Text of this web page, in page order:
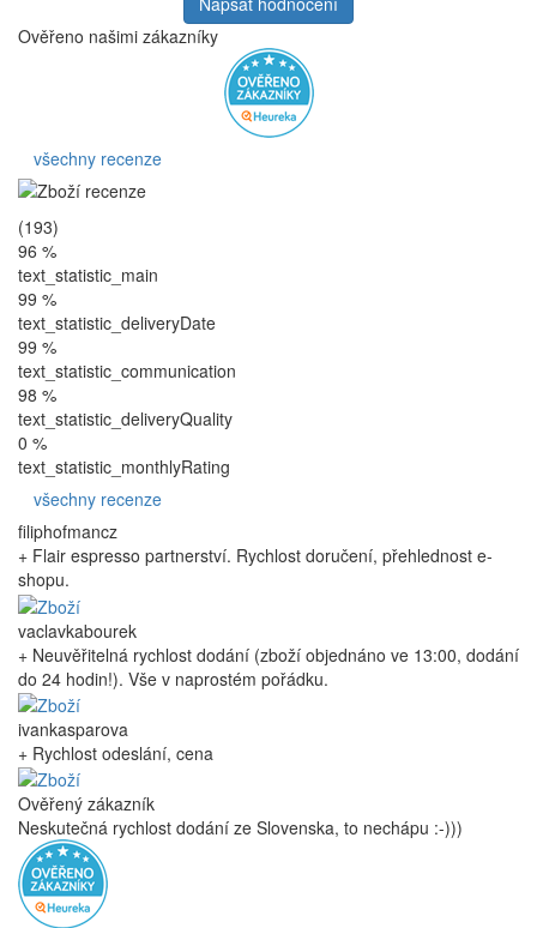
Ověřeno našimi zákazníky
všechny recenze
(193)
96 %
text_statistic_main
99 %
text_statistic_deliveryDate
99 %
text_statistic_communication
98 %
text_statistic_deliveryQuality
0 %
text_statistic_monthlyRating
všechny recenze
filiphofmancz
+ Flair espresso partnerství. Rychlost doručení, přehlednost e-
shopu.
vaclavkabourek
+ Neuvěřitelná rychlost dodání (zboží objednáno ve 13:00, dodání
do 24 hodin!). Vše v naprostém pořádku.
ivankasparova
+ Rychlost odeslání, cena
Ověřený zákazník
Neskutečná rychlost dodání ze Slovenska, to nechápu :-)))